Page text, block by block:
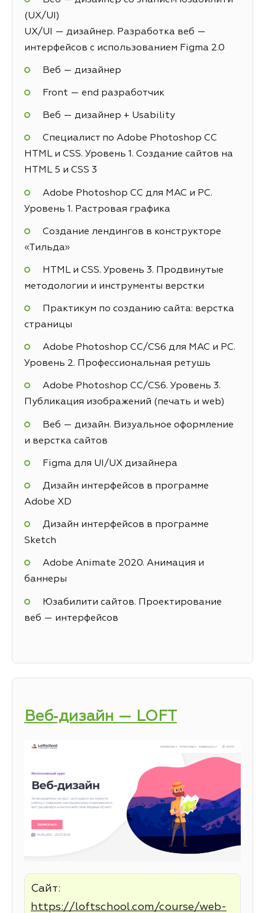
(UX/UI)
UX/UI — дизайнер. Разработка веб —
интерфейсов с использованием Figma 2.0
Веб — дизайнер
Front — end разработчик
Веб — дизайнер + Usability
Специалист по Adobe Photoshop СС
HTML и CSS. Уровень 1. Создание сайтов на
HTML 5 и СSS 3
Adobe Photoshop CC для MAC и PC.
Уровень 1. Растровая графика
Создание лендингов в конструкторе
«Тильда»
HTML и CSS. Уровень 3. Продвинутые
методологии и инструменты верстки
Практикум по созданию сайта: верстка
страницы
Adobe Photoshop СС/CS6 для MAC и PC.
Уровень 2. Профессиональная ретушь
Adobe Photoshop СС/CS6. Уровень 3.
Публикация изображений (печать и web)
Веб — дизайн. Визуальное оформление
и верстка сайтов
Figma для UI/UX дизайнера
Дизайн интерфейсов в программе
Adobe XD
Дизайн интерфейсов в программе
Sketch
Adobe Animate 2020. Анимация и
баннеры
Юзабилити сайтов. Проектирование
веб — интерфейсов
Веб‑дизайн — LOFT
Сайт:
https://loftschool.com/course/web-